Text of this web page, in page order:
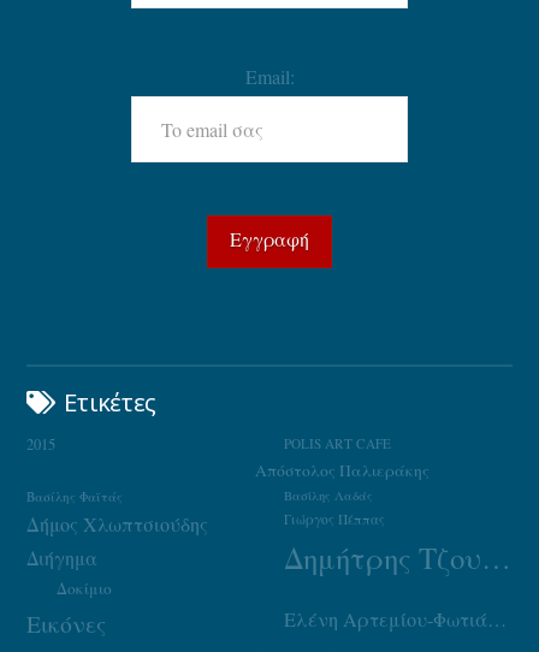
Email:
Ετικέτες
2015 POLIS ART CAFE
Απόστολος Παλιεράκης
Βασίλης Λαδάς
Βασίλης Φαϊτάς
Γιώργος Πέππας
Δήμος Χλωπτσιούδης
Δημήτρης Τζουμάκας
Διήγημα
Δοκίμιο
Εικόνες Ελένη Αρτεμίου-Φωτιάδου